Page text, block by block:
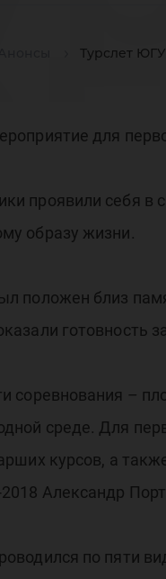
Турслет ЮГУ
для
проявили себя в
образу жизни.
положен близ
готовность
соревнования –
среде. Для
курсов, а
2018 Александр
по пяти